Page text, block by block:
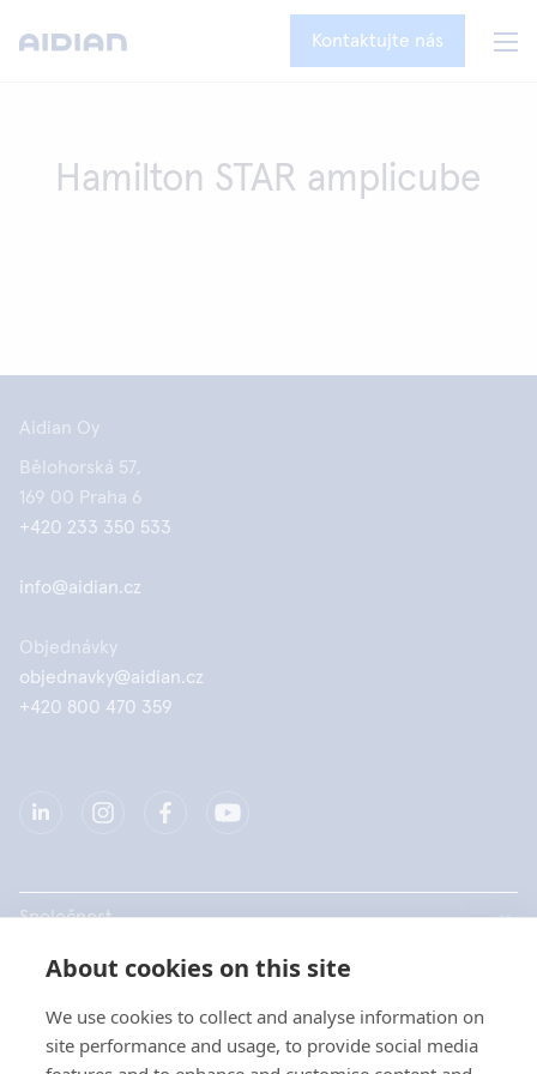
About cookies on this site
We use cookies to collect and analyse information on
site performance and usage, to provide social media
Kontaktujte nás
Hamilton STAR amplicube
Aidian Oy
Bělohorská 57,
169 00 Praha 6
+420 233 350 533
info@aidian.cz
Objednávky
objednavky@aidian.cz
+420 800 470 359
Společnost
Produkty
Rychlé odkazy